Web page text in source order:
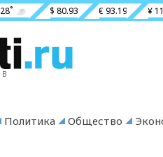
28˚ $ 80.93 € 93.19 ¥
Политика Общество